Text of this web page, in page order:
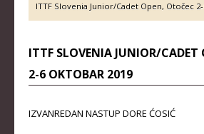
RANG LISTE
SENIORI
ITTF Slovenia Junior/Cadet Open, Otočec
ITTF SLOVENIA JUNIOR/CADET
2-6 OKTOBAR 2019
IZVANREDAN NASTUP DORE ĆOSIĆ